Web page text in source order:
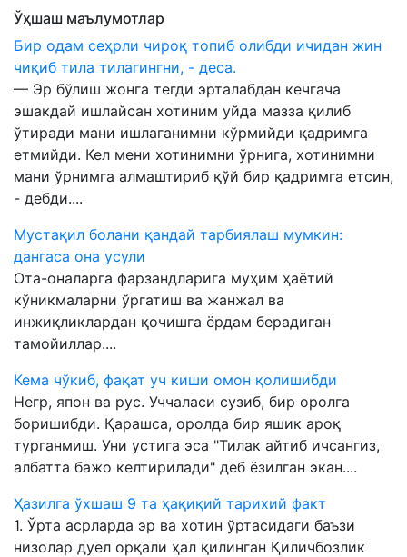
Ўҳшаш маълумотлар
Бир одам сеҳрли чироқ топиб олибди ичидан жин
чиқиб тила тилагингни, - деса.
— Эр бўлиш жонга тегди эрталабдан кечгача
эшакдай ишлайсан хотиним уйда мазза қилиб
ўтиради мани ишлаганимни кўрмийди қадримга
етмийди. Кел мени хотинимни ўрнига, хотинимни
мани ўрнимга алмаштириб қўй бир қадримга етсин,
- дебди....
Мустақил болани қандай тарбиялаш мумкин:
дангаса она усули
Ота-оналарга фарзандларига муҳим ҳаётий
кўникмаларни ўргатиш ва жанжал ва
инжиқликлардан қочишга ёрдам берадиган
тамойиллар....
Кема чўкиб, фақат уч киши омон қолишибди
Негр, япон ва рус. Уччаласи сузиб, бир оролга
боришибди. Қарашса, оролда бир яшик ароқ
турганмиш. Уни устига эса "Тилак айтиб ичсангиз,
албатта бажо келтирилади" деб ёзилган экан....
Ҳазилга ўхшаш 9 та ҳақиқий тарихий факт
1. Ўрта асрларда эр ва хотин ўртасидаги баъзи
низолар дуел орқали ҳал қилинган Қиличбозлик